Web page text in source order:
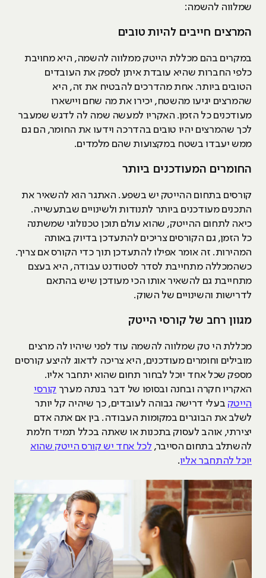
שמלווה להשמה:
המרצים חייבים להיות טובים
במקרים בהם מכללת הייטק ממלווה להשמה, היא מחויבת
כלפי החברות שהיא עובדת איתן לספק את העובדים
הטובים ביותר. אחת מהדרכים להבטיח את זה, היא
שהמרצים יגיעו מהשטח, יכירו את מה שחם ויישארו
מעודכנים כל הזמן. האקריו למעשה שמה לה לדגש שמעבר
לכך שהמרצים יהיו טובים בהדרכה וידעו את החומר, הם גם
ממש יעבדו בשטח במקצועות שהם מלמדים.
החומרים המעודכנים ביותר
קורסים בתחום ההייטק יש בשפע. האתגר הוא להשאיר את
התכנים מעודכנים ביותר לתנודות ולשינויים שבתעשייה.
כיאה לתחום ההייטק, שהוא עולם תוכן טכנולוגי שמשתנה
כל הזמן, גם הקורסים צריכים להתעדכן בדיוק באותה
המהירות. זה אומר אפילו להתעדכן תוך כדי הקורס אם צריך.
כשהמכללה מתחייבת לסדר לסטודנט עבודה, היא בעצם
מתחייבת גם להשאיר אותו הכי מעודכן שיש בהתאם
לדרישות והשינויים של השוק.
מגוון רחב של קורסי הייטק
מכללת הי טק שמלווה להשמה עוד לפני שיהיו לה מרצים
מובילים וחומרים מעודכנים, היא צריכה לדאוג להיצע קורסים
מספק שכל אחד יוכל לבחור תחום שהוא יתחבר אליו.
האקריו חקרה ובחנה ובסופו של דבר בנתה מערך קורסי
הייטק בעלי דרישה גבוהה לעובדים, כך שיהיה קל יותר
לשלב את הבוגרים במקומות העבודה. בין אם אתה אדם
יצירתי, אוהב לעסוק בתכנות או שאתה בכלל תמיד חלמת
להשתלב בתחום הסייבר, לכל אחד יש קורס הייטק שהוא
יוכל להתחבר אליו.